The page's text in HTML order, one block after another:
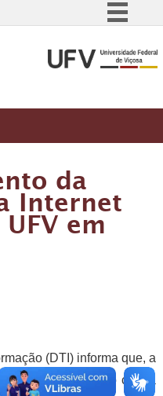
Comunica BR
da
Internet
em
(DTI) informa que, a
de conexão com a